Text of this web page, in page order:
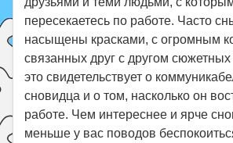
пересекаетесь по работе. Часто
насыщены красками, с огромным
связанных друг с другом
это свидетельствует о
сновидца и о том, насколько он
работе. Чем интереснее и ярче
меньше у вас поводов